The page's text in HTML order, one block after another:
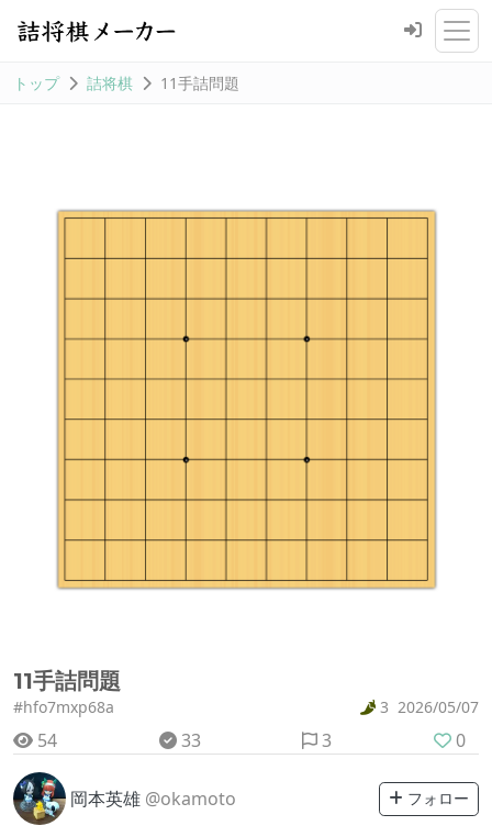
トップ 詰将棋 11手詰問題
11手詰問題
#hfo7mxp68a 3 2026/05/07
54 33 3 0
岡本英雄 @okamoto フォロー